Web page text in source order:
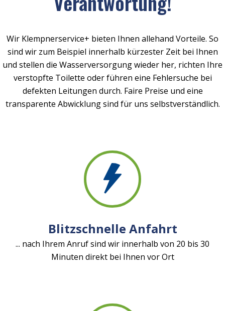
Wir Klempnerservice+ bieten Ihnen allehand Vorteile. So
sind wir zum Beispiel innerhalb kürzester Zeit bei Ihnen
und stellen die Wasserversorgung wieder her, richten Ihre
verstopfte Toilette oder führen eine Fehlersuche bei
defekten Leitungen durch. Faire Preise und eine
transparente Abwicklung sind für uns selbstverständlich.
Blitzschnelle Anfahrt
... nach Ihrem Anruf sind wir innerhalb von 20 bis 30
Minuten direkt bei Ihnen vor Ort